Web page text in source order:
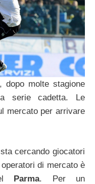
molte stagione
serie cadetta. Le
mercato per arrivare
cercando giocatori
di mercato è
Parma. Per un